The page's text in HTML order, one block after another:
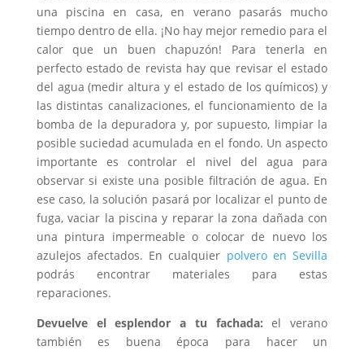
una piscina en casa, en verano pasarás mucho
tiempo dentro de ella. ¡No hay mejor remedio para el
calor que un buen chapuzón! Para tenerla en
perfecto estado de revista hay que revisar el estado
del agua (medir altura y el estado de los químicos) y
las distintas canalizaciones, el funcionamiento de la
bomba de la depuradora y, por supuesto, limpiar la
posible suciedad acumulada en el fondo. Un aspecto
importante es controlar el nivel del agua para
observar si existe una posible filtración de agua. En
ese caso, la solución pasará por localizar el punto de
fuga, vaciar la piscina y reparar la zona dañada con
una pintura impermeable o colocar de nuevo los
azulejos afectados. En cualquier polvero en Sevilla
podrás encontrar materiales para estas
reparaciones.
Devuelve el esplendor a tu fachada: el verano
también es buena época para hacer un